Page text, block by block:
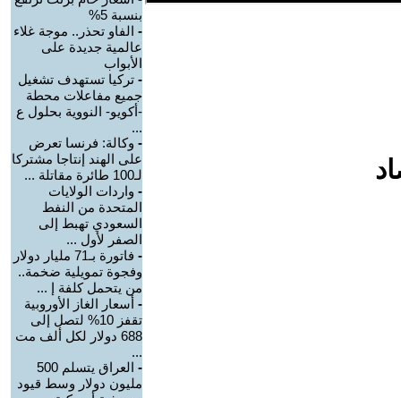
بنسبة 5%
- الفاو تحذر.. موجة غلاء
عالمية جديدة على
الأبواب
- تركيا تستهدف تشغيل
جميع مفاعلات محطة
-أكويو- النووية بحلول ع
...
- وكالة: فرنسا تعرض
على الهند إنتاجا مشتركا
لـ100 طائرة مقاتلة ...
- واردات الولايات
المتحدة من النفط
السعودي تهبط إلى
الصفر لأول ...
-
فاتورة بـ71 مليار دولار
وفجوة تمويلية ضخمة..
من يتحمل كلفة إ ...
- أسعار الغاز الأوروبية
تقفز 10% لتصل إلى
688 دولار لكل ألف مت
...
-
العراق يتسلم 500
مليون دولار وسط قيود